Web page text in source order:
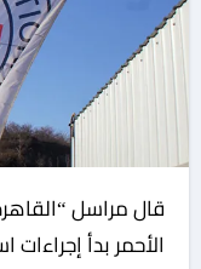
قال مراسل “القاهرة الإخبارية”، اليوم الجمعة، إن الصليب
الأحمر بدأ